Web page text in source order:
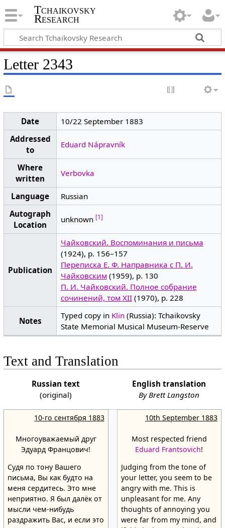
Tchaikovsky
Research
Letter 2343
Date
10/22 September 1883
Addressed
to
Eduard Nápravník
Where
written
Verbovka
Language
Russian
Autograph
Location
unknown [1]
Publication
Чайковский. Воспоминания и письма
(1924), p. 156–157
Переписка Е. Ф. Направника с П. И.
Чайковским (1959), p. 130
П. И. Чайковский. Полное собрание
сочинений, том XII(1970), p. 228
Notes
Typed copy in Klin(Russia): Tchaikovsky
State Memorial Musical Museum-Reserve
Text and Translation
Russian text
(original)
English translation
By Brett Langston
10-го сентября 1883
Многоуважаемый друг
Эдуард Францович!
Судя по тону Вашего
письма, Вы как будто на
меня сердитесь. Это мне
неприятно. Я был далёк от
мысли чем-нибудь
раздражить Вас, и если это
10th September 1883
Most respected friend
Eduard Frantsovich!
Judging from the tone of
your letter, you seem to be
angry with me. This is
unpleasant for me. Any
thoughts of annoying you
were far from my mind, and